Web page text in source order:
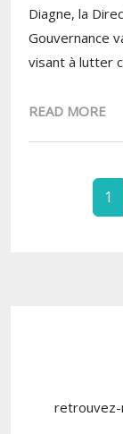
Diagne, la
Gouvernance
visant à lutter
READ MORE
1